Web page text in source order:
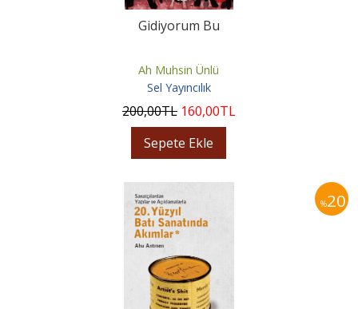
Gidiyorum Bu
Ah Muhsin Ünlü
Sel Yayıncılık
200,00TL 160,00TL
Sepete Ekle
%20